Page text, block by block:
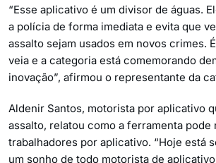
“Esse aplicativo é um divisor de águas.
a polícia de forma imediata e evita que
assalto sejam usados em novos crimes.
veia e a categoria está comemorando
inovação”, afirmou o representante da
Aldenir Santos, motorista por aplicativo
assalto, relatou como a ferramenta pode
trabalhadores por aplicativo. “Hoje está
um sonho de todo motorista de